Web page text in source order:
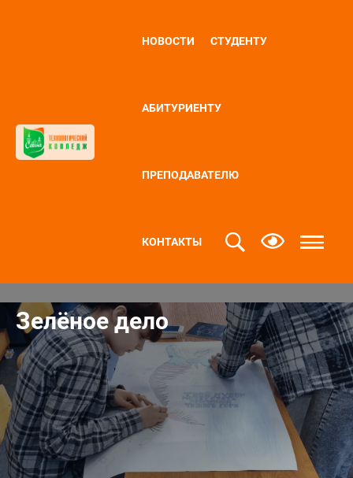
НОВОСТИ СТУДЕНТУ
АБИТУРИЕНТУ
ПРЕПОДАВАТЕЛЮ
КОНТАКТЫ
Зелёное дело